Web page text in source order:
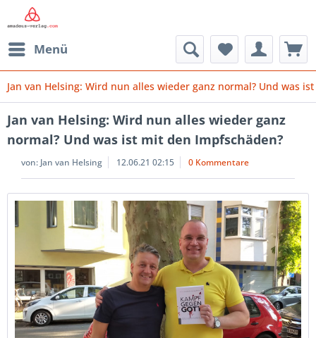
Menü
Jan van Helsing: Wird nun alles wieder ganz normal? Und was
Jan van Helsing: Wird nun alles wieder ganz
normal? Und was ist mit den Impfschäden?
von: Jan van Helsing 12.06.21 02:15 0 Kommentare